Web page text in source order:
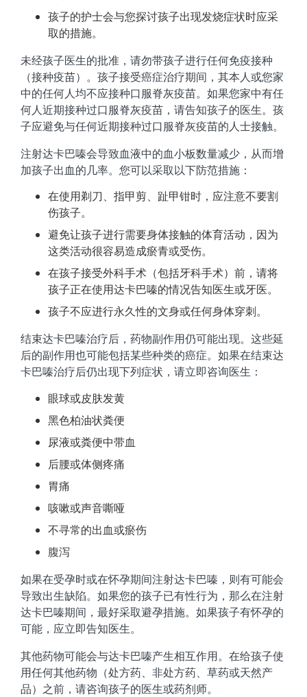
孩子的护士会与您探讨孩子出现发烧症状时应采
取的措施。
未经孩子医生的批准，请勿带孩子进行任何免疫接种
（接种疫苗）。孩子接受癌症治疗期间，其本人或您家
中的任何人均不应接种口服脊灰疫苗。如果您家中有任
何人近期接种过口服脊灰疫苗，请告知孩子的医生。孩
子应避免与任何近期接种过口服脊灰疫苗的人士接触。
注射达卡巴嗪会导致血液中的血小板数量减少，从而增
加孩子出血的几率。您可以采取以下防范措施：
在使用剃刀、指甲剪、趾甲钳时，应注意不要割
伤孩子。
避免让孩子进行需要身体接触的体育活动，因为
这类活动很容易造成瘀青或受伤。
在孩子接受外科手术（包括牙科手术）前，请将
孩子正在使用达卡巴嗪的情况告知医生或牙医。
孩子不应进行永久性的文身或任何身体穿刺。
结束达卡巴嗪治疗后，药物副作用仍可能出现。这些延
后的副作用也可能包括某些种类的癌症。如果在结束达
卡巴嗪治疗后仍出现下列症状，请立即咨询医生：
眼球或皮肤发黄
黑色柏油状粪便
尿液或粪便中带血
后腰或体侧疼痛
胃痛
咳嗽或声音嘶哑
不寻常的出血或瘀伤
腹泻
如果在受孕时或在怀孕期间注射达卡巴嗪，则有可能会
导致出生缺陷。如果您的孩子已有性行为，那么在注射
达卡巴嗪期间，最好采取避孕措施。如果孩子有怀孕的
可能，应立即告知医生。
其他药物可能会与达卡巴嗪产生相互作用。在给孩子使
用任何其他药物（处方药、非处方药、草药或天然产
品）之前，请咨询孩子的医生或药剂师。